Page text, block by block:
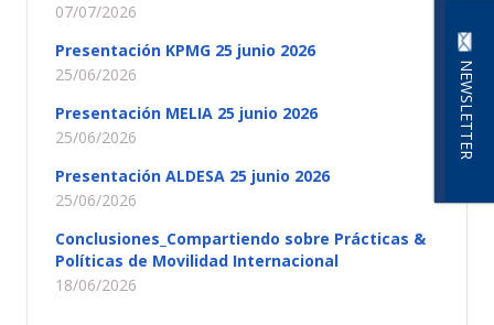
NEWSLETTER
07/07/2026
Presentación KPMG 25 junio 2026
25/06/2026
Presentación MELIA 25 junio 2026
25/06/2026
Presentación ALDESA 25 junio 2026
25/06/2026
Conclusiones_Compartiendo sobre Prácticas &
Políticas de Movilidad Internacional
18/06/2026